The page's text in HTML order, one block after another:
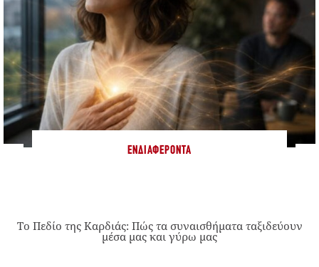
ΕΝΔΙΑΦΈΡΟΝΤΑ
Το Πεδίο της Καρδιάς: Πώς τα συναισθήματα ταξιδεύουν
μέσα μας και γύρω μας